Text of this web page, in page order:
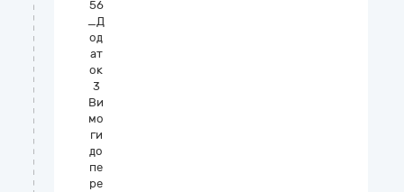
56
_Д
од
ат
ок
3
Ви
мо
ги
до
пе
ре